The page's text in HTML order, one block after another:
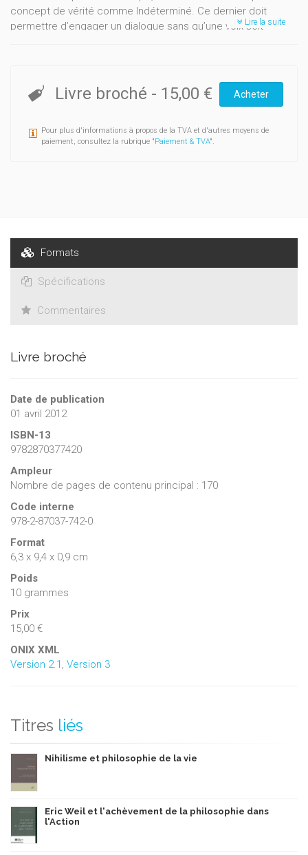
concept de vérité comme Indéterminé. Ce dernier doit
permettre d’engager un dialogue sans qu’une voix soit
qui guette le spécialiste.
Lire la suite
Livre broché - 15,00 € Acheter
Pour plus d'informations à propos de la TVA et d'autres moyens de
paiement, consultez la rubrique "Paiement & TVA".
Formats
Spécifications
Commentaires
Livre broché
Date de publication
01 avril 2012
ISBN-13
9782870377420
Ampleur
Nombre de pages de contenu principal : 170
Code interne
978-2-87037-742-0
Format
6,3 x 9,4 x 0,9 cm
Poids
10 grammes
Prix
15,00 €
ONIX XML
Version 2.1 Version 3
Titres liés
Nihilisme et philosophie de la vie
Eric Weil et l'achèvement de la philosophie dans
l'Action